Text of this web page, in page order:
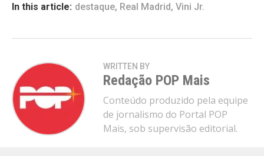
In this article: destaque, Real Madrid, Vini Jr.
WRITTEN BY
Redação POP Mais
Conteúdo produzido pela equipe
de jornalismo do Portal POP
Mais, sob supervisão editorial.